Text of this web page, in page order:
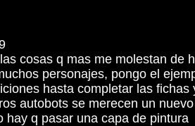
cosas q mas me molestan de
personajes, pongo el
hasta completar las
autobots se merecen un
hay q pasar una capa de pintura